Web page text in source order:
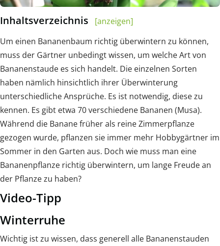
Inhaltsverzeichnis
[anzeigen]
Um einen Bananenbaum richtig überwintern zu können,
muss der Gärtner unbedingt wissen, um welche Art von
Bananenstaude es sich handelt. Die einzelnen Sorten
haben nämlich hinsichtlich ihrer Überwinterung
unterschiedliche Ansprüche. Es ist notwendig, diese zu
kennen. Es gibt etwa 70 verschiedene Bananen (Musa).
Während die Banane früher als reine Zimmerpflanze
gezogen wurde, pflanzen sie immer mehr Hobbygärtner im
Sommer in den Garten aus. Doch wie muss man eine
Bananenpflanze richtig überwintern, um lange Freude an
der Pflanze zu haben?
Video-Tipp
Winterruhe
Wichtig ist zu wissen, dass generell alle Bananenstauden